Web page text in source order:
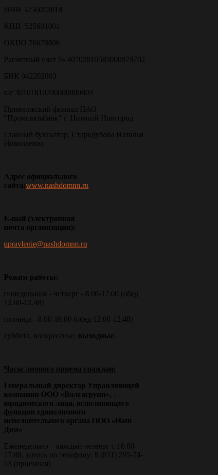
ИНН 5256053018
КПП 525601001
ОКПО 76678806
Расчетный счет № 40702810583000970702
БИК 042202803
к/с 30101810700000000803
Приволжский филиал ПАО
"Промсвязьбанк" г. Нижний Новгород
Главный бухгалтер: Стародубова Наталья
Николаевна
Адрес официального
сайта:www.nashdomnn.ru
E-mail (электронная
почта организации):
upravlenie@nashdomnn.ru
Режим работы:
понедельник - четверг - 8.00-17.00 (обед
12.00-12.48)
пятница - 8.00-16.00 (обед 12.00-12.48)
суббота, воскресенье: выходные.
Часы личного приема граждан:
Генеральный директор Управляющей
компании ООО «Волгагрупп», -
юридического лица, исполняющего
функции единоличного
исполнительного органа ООО «Наш
Дом»
Еженедельно – каждый четверг с 16.00-
17.00, запись по телефону: 8 (831) 295-74-
53 (приемная)